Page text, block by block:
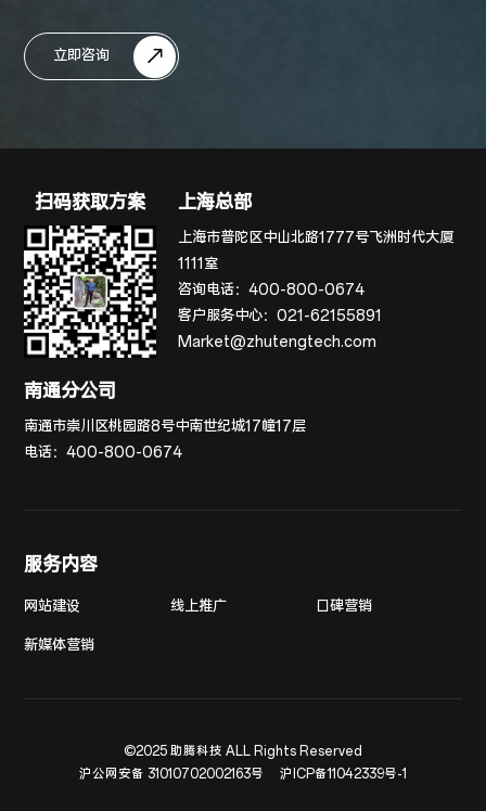
立即咨询
扫码获取方案 上海总部
上海市普陀区中山北路1777号飞洲时代大厦
1111室
咨询电话：400-800-0674
客户服务中心：021-62155891
Market@zhutengtech.com
南通分公司
南通市崇川区桃园路8号中南世纪城17幢17层
电话：400-800-0674
服务内容
网站建设 线上推广 口碑营销
新媒体营销
©2025 助腾科技 ALL Rights Reserved
沪公网安备 31010702002163号
沪ICP备11042339号-1